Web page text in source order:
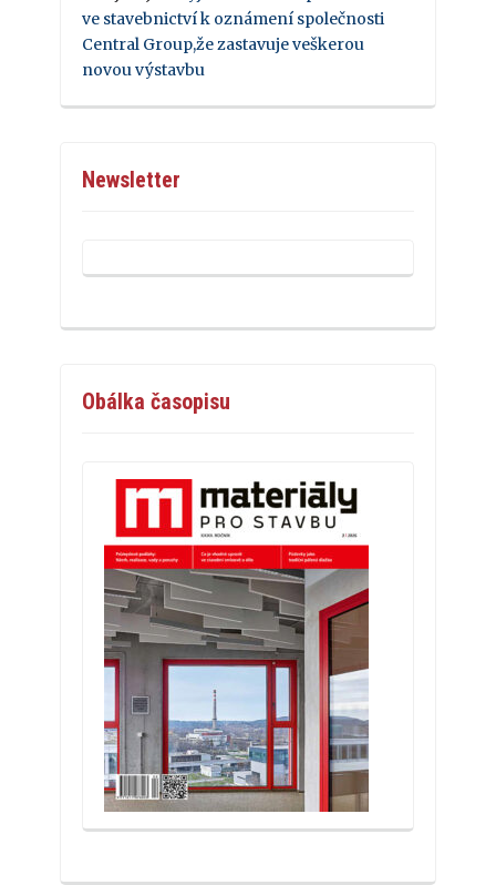
ve stavebnictví k oznámení společnosti
Central Group,že zastavuje veškerou
novou výstavbu
Newsletter
Obálka časopisu